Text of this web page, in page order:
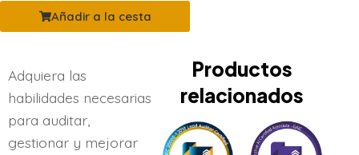
Añadir a la cesta
Adquiera las
habilidades necesarias
para auditar,
gestionar y mejorar
Productos
relacionados